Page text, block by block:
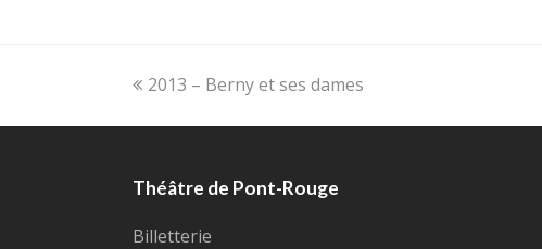
Onglet
2013 – Berny et ses dames
Théâtre de Pont-Rouge
Billetterie